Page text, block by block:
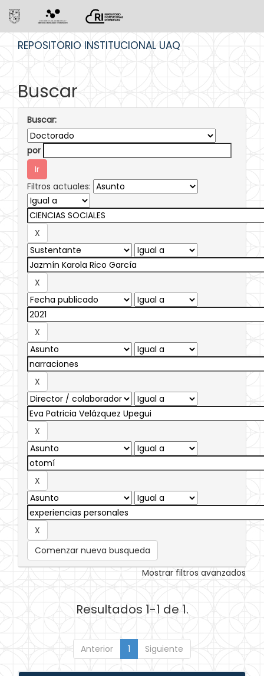
REPOSITORIO INSTITUCIONAL UAQ
Buscar
Buscar:
por
Filtros actuales:
Comenzar nueva busqueda
Mostrar filtros avanzados
Resultados 1-1 de 1.
Anterior 1 Siguiente